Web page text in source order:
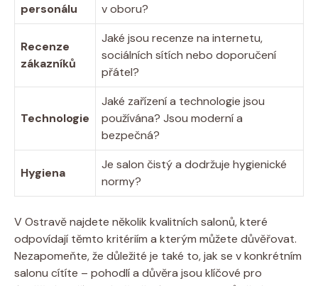
personálu
v oboru?
Recenze
zákazníků
Jaké jsou recenze na internetu,
sociálních sítích nebo doporučení
přátel?
Technologie
Jaké zařízení a technologie jsou
používána? Jsou moderní a
bezpečná?
Hygiena
Je salon čistý a dodržuje hygienické
normy?
V Ostravě najdete několik kvalitních salonů, které
odpovídají těmto kritériím a kterým můžete důvěřovat.
Nezapomeňte, že důležité je také to, jak se v konkrétním
salonu cítíte – pohodlí a důvěra jsou klíčové pro